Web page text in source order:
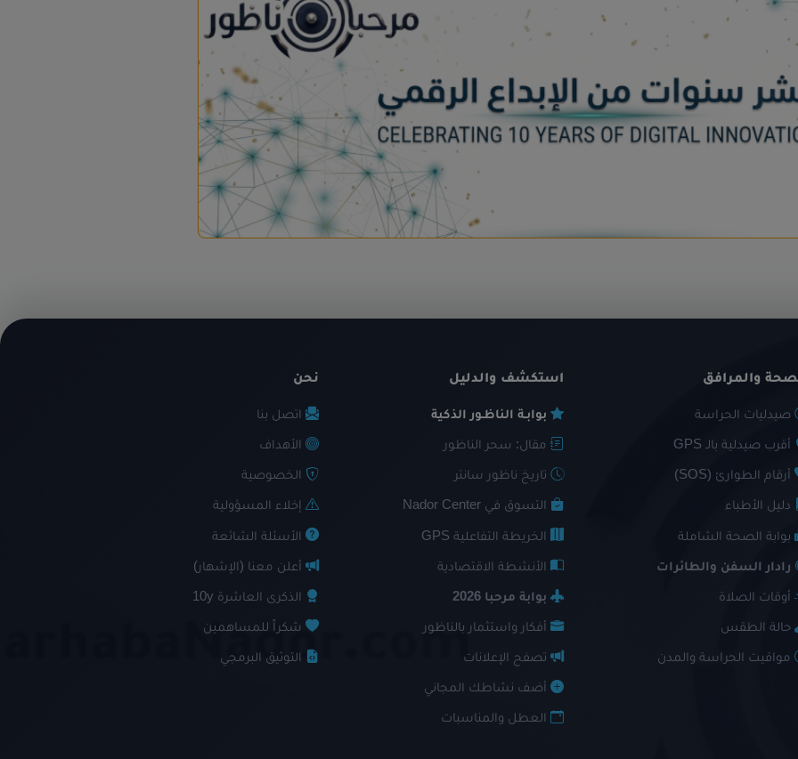
والمرافق
صيدليات الحراسة
أقرب صيدلية بالـ GPS
أرقام الطوارئ (SOS)
دليل الأطباء
بوابة الصحة الشاملة
رادار السفن والطائرات
أوقات الصلاة
حالة الطقس
مواقيت الحراسة والمدن
استكشف والدليل
بوابـة الناظـور الذكية
مقال: سحر الناظور
تاريخ ناظور سانتر
التسوق في Nador Center
الخريطة التفاعلية GPS
الأنشطة الاقتصادية
بوابة مرحبا 2026
أفكار واستثمار بالناظور
تصفح الإعلانات
أضف نشاطك المجاني
العطل والمناسبات
نحن
اتصل بنا
الأهداف
الخصوصية
إخلاء المسؤولية
الأسئلة الشائعة
أعلن معنا (الإشهار)
الذكرى العاشرة 10y
شكراً للمساهمين
التوثيق البرمجي